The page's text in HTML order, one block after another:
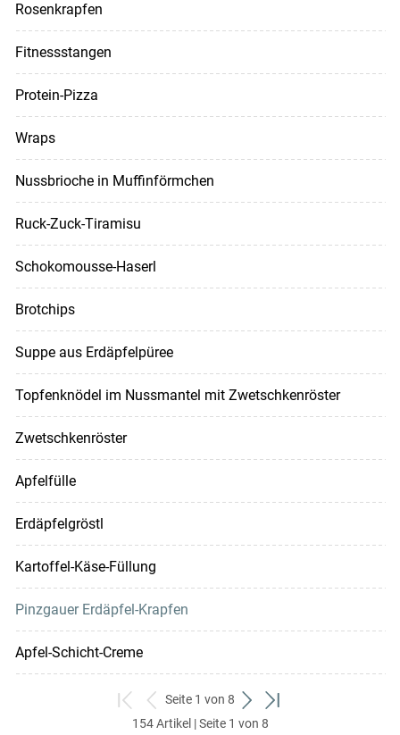
Rosenkrapfen
Fitnessstangen
Protein-Pizza
Wraps
Nussbrioche in Muffinförmchen
Ruck-Zuck-Tiramisu
Schokomousse-Haserl
Brotchips
Suppe aus Erdäpfelpüree
Topfenknödel im Nussmantel mit Zwetschkenröster
Zwetschkenröster
Apfelfülle
Erdäpfelgröstl
Kartoffel-Käse-Füllung
Pinzgauer Erdäpfel-Krapfen
Apfel-Schicht-Creme
zum
ersten
zurück
zum
Seite 1 von 8
weiter
zum
zum
154 Artikel | Seite 1 von 8